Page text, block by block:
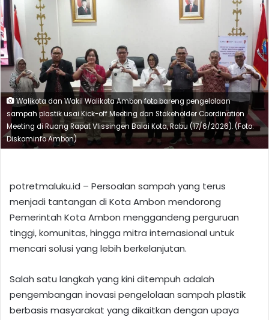
Walikota dan Wakil Walikota Ambon foto bareng pengelolaan
sampah plastik usai Kick-off Meeting dan Stakeholder Coordination
Meeting di Ruang Rapat Vlissingen Balai Kota, Rabu (17/6/2026). (Foto:
Diskominfo Ambon)
potretmaluku.id – Persoalan sampah yang terus
menjadi tantangan di Kota Ambon mendorong
Pemerintah Kota Ambon menggandeng perguruan
tinggi, komunitas, hingga mitra internasional untuk
mencari solusi yang lebih berkelanjutan.
Salah satu langkah yang kini ditempuh adalah
pengembangan inovasi pengelolaan sampah plastik
berbasis masyarakat yang dikaitkan dengan upaya